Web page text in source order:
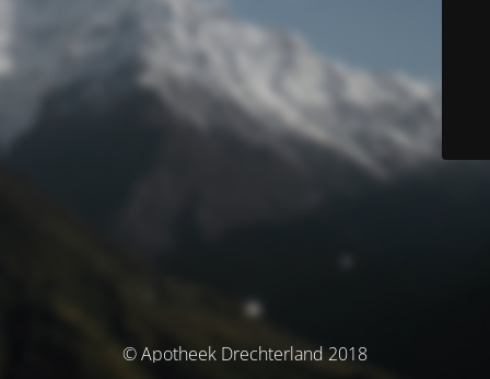
© Apotheek Drechterland 2018